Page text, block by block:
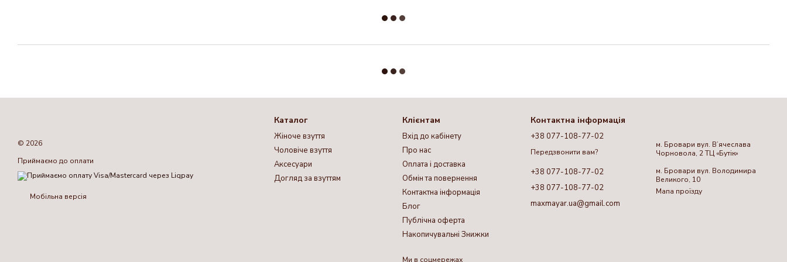
© 2026
Приймаємо до оплати
Мобільна версія
Каталог
Жіноче взуття
Чоловіче взуття
Аксесуари
Догляд за взуттям
Клієнтам
Вхід до кабінету
Про нас
Оплата і доставка
Обмін та повернення
Контактна інформація
Блог
Публічна оферта
Накопичувальні Знижки
Ми в соцмережах
Контактна інформація
+38 077-108-77-02
Передзвонити вам?
+38 077-108-77-02
+38 077-108-77-02
maxmayar.ua@gmail.com
м. Бровари вул. Вʼячеслава
Чорновола, 2 ТЦ «Бутік»
м. Бровари вул. Володимира
Великого, 10
Мапа проїзду